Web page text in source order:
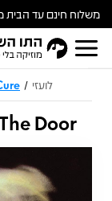
ש״ח
לועזי /
Door